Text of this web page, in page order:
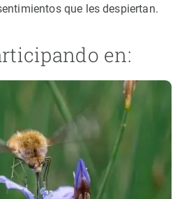
que les despiertan.
en: